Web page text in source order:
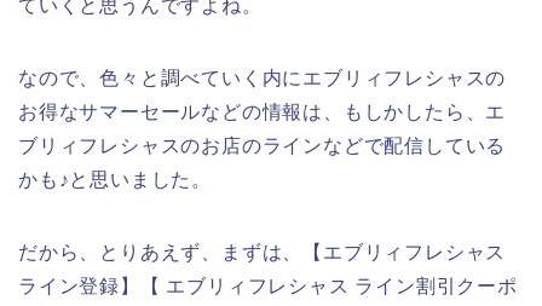
ていくと思うんですよね。
なので、色々と調べていく内にエブリィフレシャスの
お得なサマーセールなどの情報は、もしかしたら、エ
ブリィフレシャスのお店のラインなどで配信している
かも♪と思いました。
だから、とりあえず、まずは、【エブリィフレシャス
ライン登録】【 エブリィフレシャス ライン割引クーポ